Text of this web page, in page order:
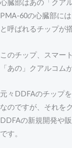
心臓部はあの「クア
PMA-60の心臓部に
と呼ばれるチップが
このチップ、スマー
「あの」クアルコム
元々DDFAのチップ
なのですが、それを
DDFAの新規開発や
です。